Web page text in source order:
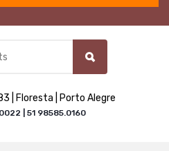
| Floresta | Porto Alegre
| 51 98585.0160